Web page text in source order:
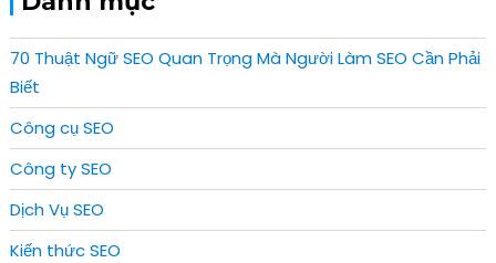
70 Thuật Ngữ SEO Quan Trọng Mà Người Làm SEO Cần Phải
Biết
Công cụ SEO
Công ty SEO
Dịch Vụ SEO
Kiến thức SEO